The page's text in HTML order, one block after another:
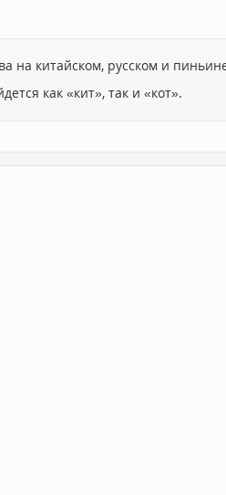
на китайском, русском и
как «кит», так и «кот».